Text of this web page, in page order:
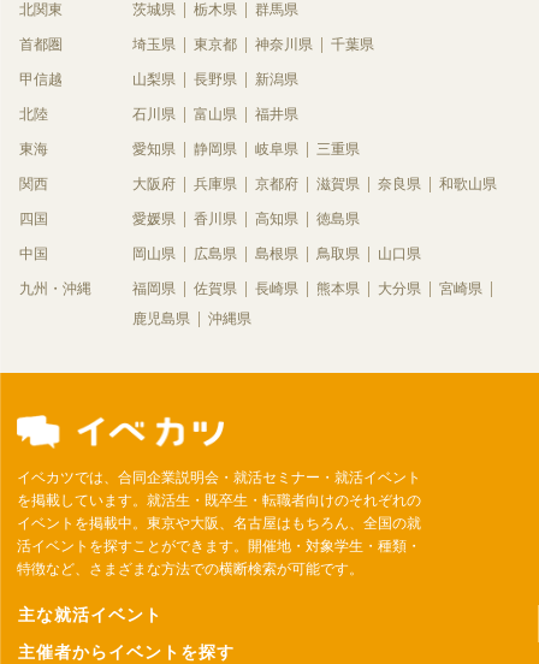
北関東
茨城県 栃木県 群馬県
首都圏 埼玉県 東京都 神奈川県 千葉県
甲信越 山梨県 長野県 新潟県
北陸 石川県 富山県 福井県
東海 愛知県 静岡県 岐阜県 三重県
関西 大阪府 兵庫県 京都府 滋賀県 奈良県 和歌山県
四国 愛媛県 香川県 高知県 徳島県
中国 岡山県 広島県 島根県 鳥取県 山口県
九州・沖縄 福岡県 佐賀県 長崎県 熊本県 大分県
宮崎県
鹿児島県
沖縄県
イベカツでは、合同企業説明会・就活セミナー・就活イベント
を掲載しています。就活生・既卒生・転職者向けのそれぞれの
イベントを掲載中。東京や大阪、名古屋はもちろん、全国の就
活イベントを探すことができます。開催地・対象学生・種類・
特徴など、さまざまな方法での横断検索が可能です。
主な就活イベント
主催者からイベントを探す